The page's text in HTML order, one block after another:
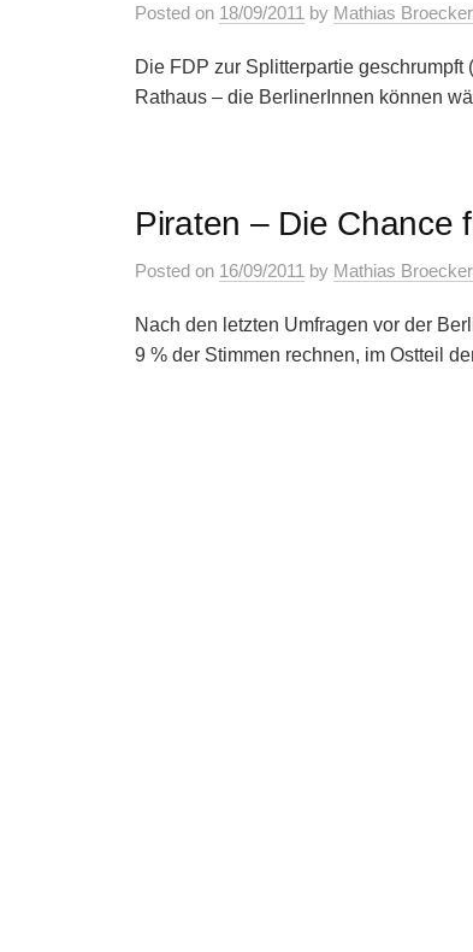
Posted on 18/09/2011 by Mathias
Die FDP zur Splitterpartie
Rathaus – die BerlinerInnen können
Piraten – Die Chance
Posted on 16/09/2011 by Mathias
Nach den letzten Umfragen vor der
9 % der Stimmen rechnen, im Ostteil